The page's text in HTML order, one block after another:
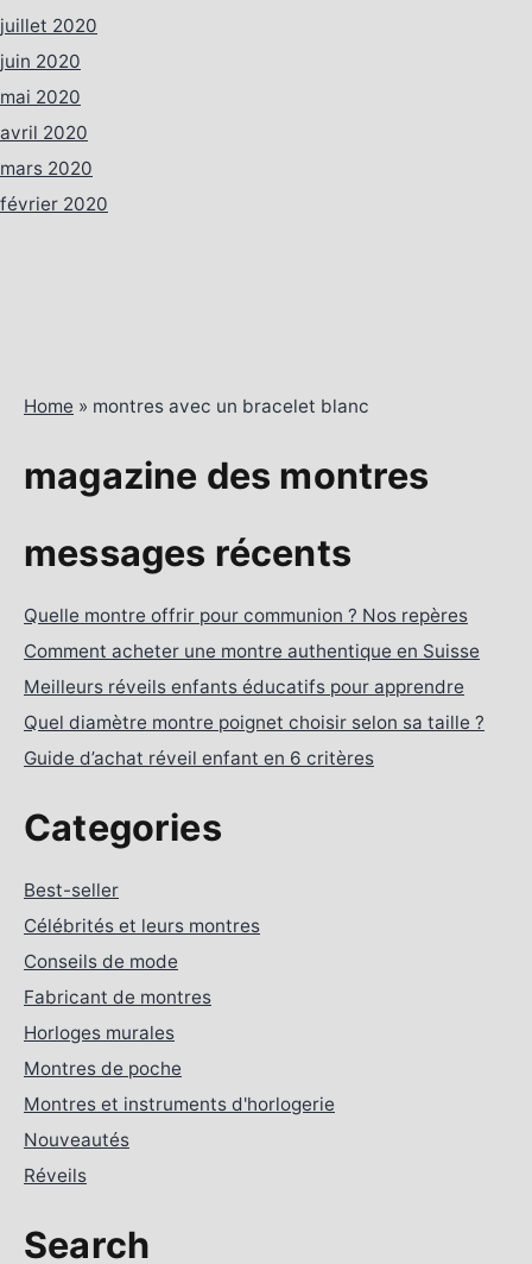
juillet 2020
juin 2020
mai 2020
avril 2020
mars 2020
février 2020
Home » montres avec un bracelet blanc
magazine des montres
messages récents
Quelle montre offrir pour communion ? Nos repères
Comment acheter une montre authentique en Suisse
Meilleurs réveils enfants éducatifs pour apprendre
Quel diamètre montre poignet choisir selon sa taille ?
Guide d’achat réveil enfant en 6 critères
Categories
Best-seller
Célébrités et leurs montres
Conseils de mode
Fabricant de montres
Horloges murales
Montres de poche
Montres et instruments d'horlogerie
Nouveautés
Réveils
Search